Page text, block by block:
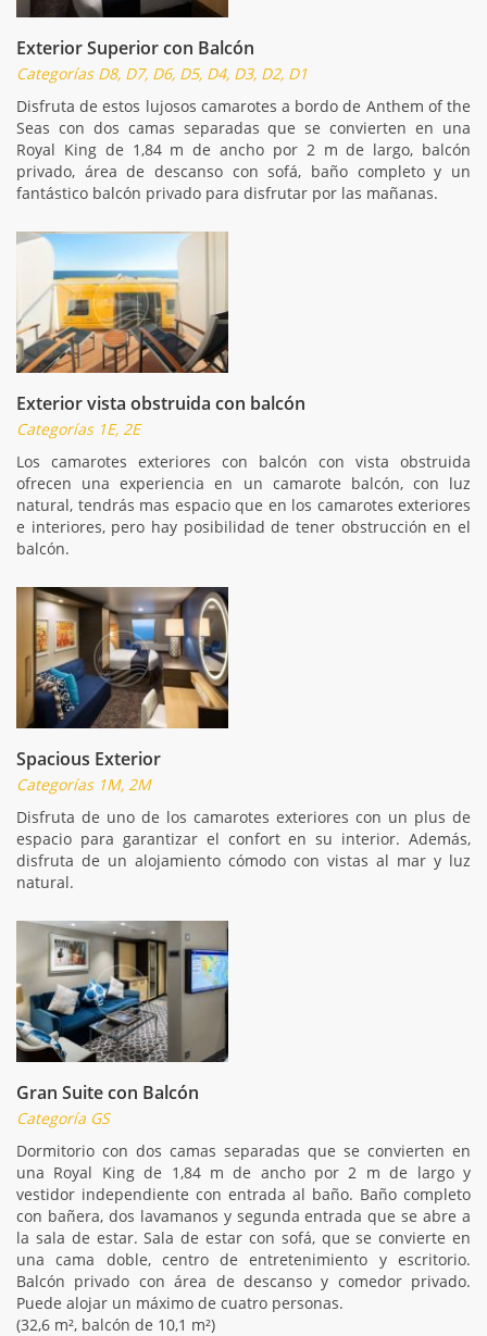
Exterior Superior con Balcón
Categorías D8, D7, D6, D5, D4, D3, D2, D1
Disfruta de estos lujosos camarotes a bordo de Anthem of the
Seas con dos camas separadas que se convierten en una
Royal King de 1,84 m de ancho por 2 m de largo, balcón
privado, área de descanso con sofá, baño completo y un
fantástico balcón privado para disfrutar por las mañanas.
Exterior vista obstruida con balcón
Categorías 1E, 2E
Los camarotes exteriores con balcón con vista obstruida
ofrecen una experiencia en un camarote balcón, con luz
natural, tendrás mas espacio que en los camarotes exteriores
e interiores, pero hay posibilidad de tener obstrucción en el
balcón.
Spacious Exterior
Categorías 1M, 2M
Disfruta de uno de los camarotes exteriores con un plus de
espacio para garantizar el confort en su interior. Además,
disfruta de un alojamiento cómodo con vistas al mar y luz
natural.
Gran Suite con Balcón
Categoría GS
Dormitorio con dos camas separadas que se convierten en
una Royal King de 1,84 m de ancho por 2 m de largo y
vestidor independiente con entrada al baño. Baño completo
con bañera, dos lavamanos y segunda entrada que se abre a
la sala de estar. Sala de estar con sofá, que se convierte en
una cama doble, centro de entretenimiento y escritorio.
Balcón privado con área de descanso y comedor privado.
Puede alojar un máximo de cuatro personas.
(32,6 m², balcón de 10,1 m²)